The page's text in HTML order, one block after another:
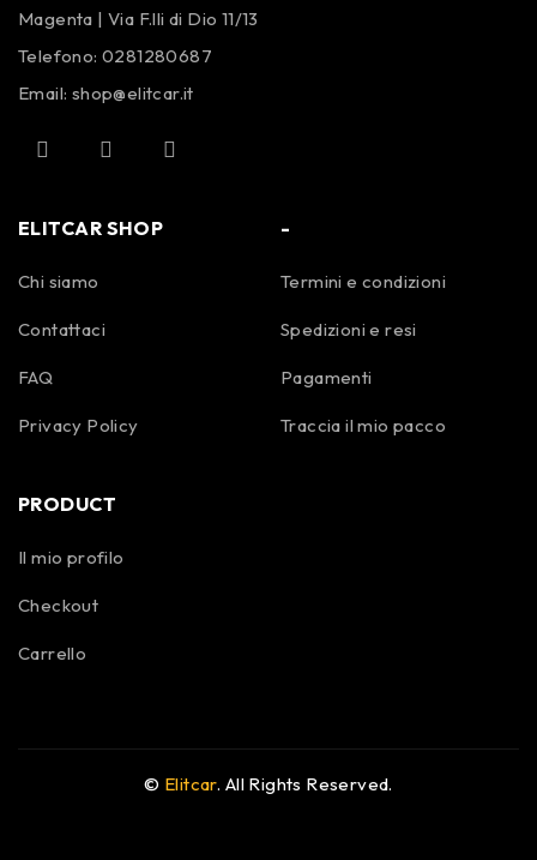
Magenta | Via F.lli di Dio 11/13
Telefono:0281280687
Email: shop@elitcar.it
ELITCAR SHOP
Chi siamo
Contattaci
FAQ
Privacy Policy
-
Termini e condizioni
Spedizioni e resi
Pagamenti
Traccia il mio pacco
PRODUCT
Il mio profilo
Checkout
Carrello
© Elitcar. All Rights Reserved.